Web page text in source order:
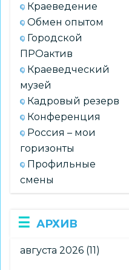
Краеведение
Обмен опытом
Городской
ПРОактив
Краеведческий
музей
Кадровый резерв
Конференция
Россия – мои
горизонты
Профильные
смены
АРХИВ
августа 2026 (11)